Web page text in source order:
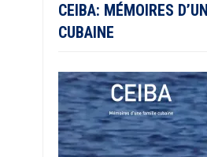
CEIBA: MÉMOIRES
CUBAINE